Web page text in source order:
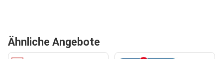
Ähnliche Angebote